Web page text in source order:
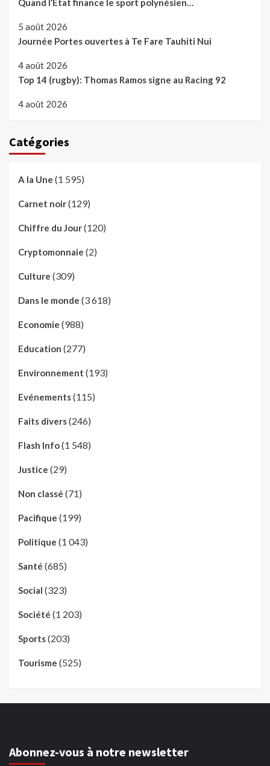
Quand l’Etat finance le sport polynésien…
5 août 2026
Journée Portes ouvertes à Te Fare Tauhiti Nui
4 août 2026
Top 14 (rugby): Thomas Ramos signe au Racing 92
4 août 2026
Catégories
A la Une (1 595)
Carnet noir(129)
Chiffre du Jour(120)
Cryptomonnaie (2)
Culture (309)
Dans le monde (3 618)
Economie (988)
Education (277)
Environnement (193)
Evénements(115)
Faits divers(246)
Flash Info(1 548)
Justice (29)
Non classé (71)
Pacifique (199)
Politique (1 043)
Santé (685)
Social (323)
Société (1 203)
Sports(203)
Tourisme (525)
Abonnez-vous à notre newsletter